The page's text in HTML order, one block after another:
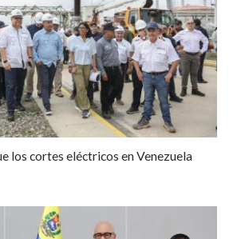
los cortes eléctricos en Venezuela